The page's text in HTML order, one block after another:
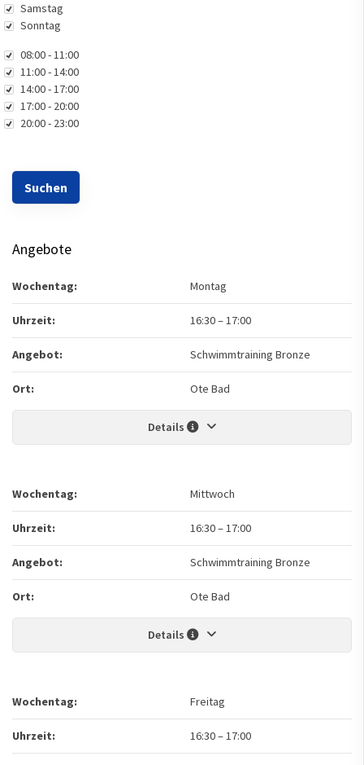
Samstag
Sonntag
Uhrzeit08:00 - 11:00
11:00 - 14:00
14:00 - 17:00
17:00 - 20:00
20:00 - 23:00
Angebote
Wochentag: Montag
Uhrzeit: 16:30–17:00
Angebot: Schwimmtraining Bronze
Ort: Ote Bad
Details
Wochentag: Mittwoch
Uhrzeit: 16:30–17:00
Angebot: Schwimmtraining Bronze
Ort: Ote Bad
Details
Wochentag: Freitag
Uhrzeit: 16:30–17:00